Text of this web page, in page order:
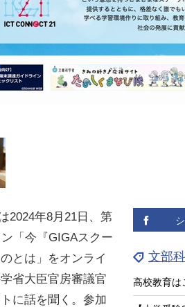
文部
2024年8月21日、第
「今『GIGAスクー
とは」をオンライ
省大臣官房審議官
に話を聞く。参加